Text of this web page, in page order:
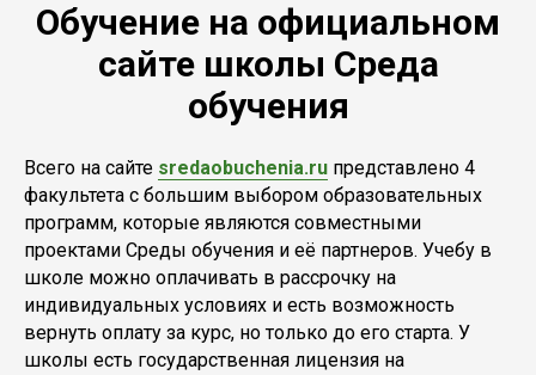
Обучение на официальном
сайте школы Среда
обучения
Всего на сайте sredaobuchenia.ru представлено 4
факультета с большим выбором образовательных
программ, которые являются совместными
проектами Среды обучения и её партнеров. Учебу в
школе можно оплачивать в рассрочку на
индивидуальных условиях и есть возможность
вернуть оплату за курс, но только до его старта. У
школы есть государственная лицензия на